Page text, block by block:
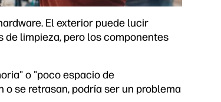
El exterior puede lucir
limpieza, pero los componentes
o "poco espacio de
se retrasan, podría ser un problema